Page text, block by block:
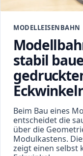
MODELLEISENBAHN
stabil
Beim Bau eines
entscheidet die
über die
Modulkastens.
zeigt einen selbst